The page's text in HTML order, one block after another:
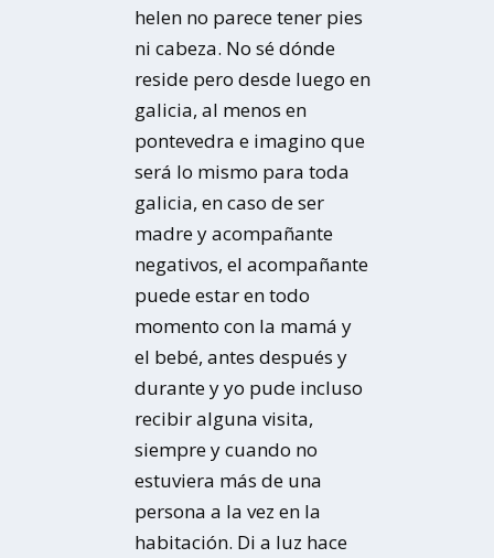
helen no parece tener pies
ni cabeza. No sé dónde
reside pero desde luego en
galicia, al menos en
pontevedra e imagino que
será lo mismo para toda
galicia, en caso de ser
madre y acompañante
negativos, el acompañante
puede estar en todo
momento con la mamá y
el bebé, antes después y
durante y yo pude incluso
recibir alguna visita,
siempre y cuando no
estuviera más de una
persona a la vez en la
habitación. Di a luz hace